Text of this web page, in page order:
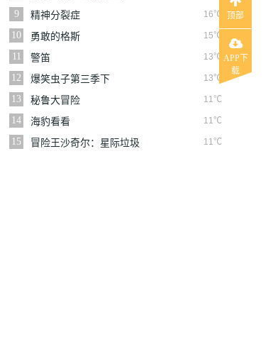
季
9 16℃
精神分裂症
10
15℃
勇敢的格斯
11
13℃
警笛
12
13℃
爆笑虫子第三季下
13
11℃
秘鲁大冒险
14
11℃
海豹看看
15
11℃
冒险王沙奇尔：星际垃圾
顶部
APP下
载